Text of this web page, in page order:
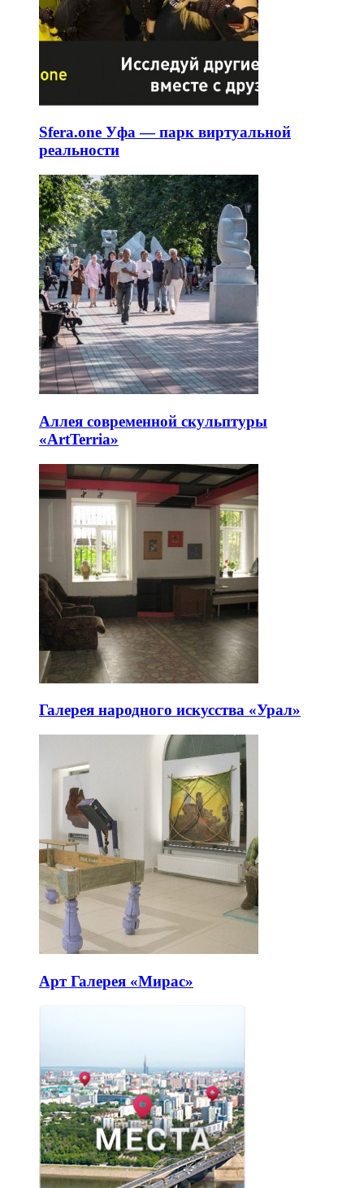
Sfera.one Уфа — парк виртуальной
реальности
Аллея современной скульптуры
«ArtTerria»
Галерея народного искусства «Урал»
Арт Галерея «Мирас»